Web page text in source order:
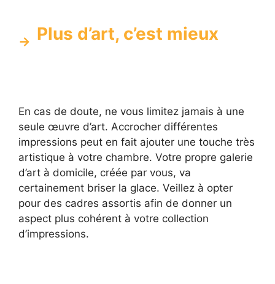
Plus d’art, c’est mieux
En cas de doute, ne vous limitez jamais à une
seule œuvre d’art. Accrocher différentes
impressions peut en fait ajouter une touche très
artistique à votre chambre. Votre propre galerie
d’art à domicile, créée par vous, va
certainement briser la glace. Veillez à opter
pour des cadres assortis afin de donner un
aspect plus cohérent à votre collection
d’impressions.